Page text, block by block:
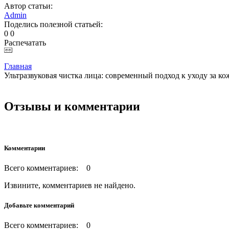
Автор статьи:
Admin
Поделись полезной статьей:
0 0
Распечатать
Главная
Ультразвуковая чистка лица: современный подход к уходу за
Отзывы и комментарии
Комментарии
Всего комментариев: 0
Извините, комментариев не найдено.
Добавьте комментарий
Всего комментариев: 0